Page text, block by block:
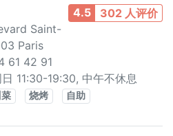
4.5 302 人评价
Saint-
Paris
61 42 91
11:30-19:30, 中午不休息
菜 烧烤 自助